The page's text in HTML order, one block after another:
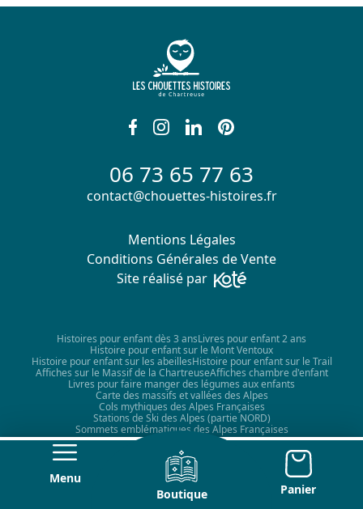
Menu
Boutique
Panier
06 73 65 77 63
contact@chouettes-histoires.fr
Mentions Légales
Conditions Générales de Vente
Site réalisé par
Histoires pour enfant dès 3 ansLivres pour enfant 2 ans
Histoire pour enfant sur le Mont Ventoux
Histoire pour enfant sur les abeillesHistoire pour enfant sur le Trail
Affiches sur le Massif de la ChartreuseAffiches chambre d'enfant
Livres pour faire manger des légumes aux enfants
Carte des massifs et vallées des Alpes
Cols mythiques des Alpes Françaises
Stations de Ski des Alpes (partie NORD)
Sommets emblématiques des Alpes Françaises